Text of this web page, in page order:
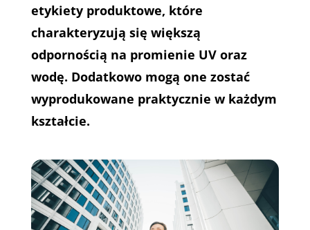
etykiety produktowe, które
charakteryzują się większą
odpornością na promienie UV oraz
wodę. Dodatkowo mogą one zostać
wyprodukowane praktycznie w każdym
kształcie.